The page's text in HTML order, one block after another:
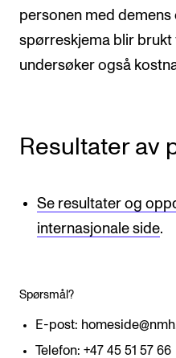
personen med
spørreskjema blir brukt
undersøker også
Resultater av
Se resultater og
internasjonale side.
Spørsmål?
E-post:
Telefon: +47 45 51 57 66